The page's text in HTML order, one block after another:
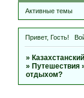
Активные темы
Привет, Гость!
»
»Путешествия
отдыхом?